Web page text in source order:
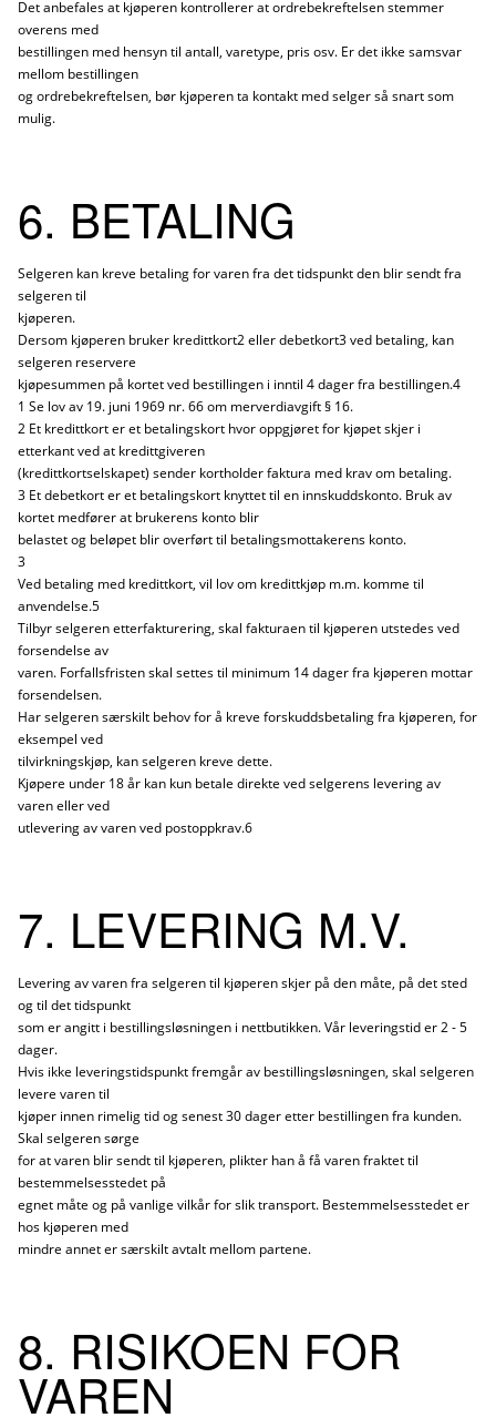
Det anbefales at kjøperen kontrollerer at ordrebekreftelsen stemmer
overens med
bestillingen med hensyn til antall, varetype, pris osv. Er det ikke samsvar
mellom bestillingen
og ordrebekreftelsen, bør kjøperen ta kontakt med selger så snart som
mulig.
6. BETALING
Selgeren kan kreve betaling for varen fra det tidspunkt den blir sendt fra
selgeren til
kjøperen.
Dersom kjøperen bruker kredittkort2 eller debetkort3 ved betaling, kan
selgeren reservere
kjøpesummen på kortet ved bestillingen i inntil 4 dager fra bestillingen.4
1 Se lov av 19. juni 1969 nr. 66 om merverdiavgift § 16.
2 Et kredittkort er et betalingskort hvor oppgjøret for kjøpet skjer i
etterkant ved at kredittgiveren
(kredittkortselskapet) sender kortholder faktura med krav om betaling.
3 Et debetkort er et betalingskort knyttet til en innskuddskonto. Bruk av
kortet medfører at brukerens konto blir
belastet og beløpet blir overført til betalingsmottakerens konto.
3
Ved betaling med kredittkort, vil lov om kredittkjøp m.m. komme til
anvendelse.5
Tilbyr selgeren etterfakturering, skal fakturaen til kjøperen utstedes ved
forsendelse av
varen. Forfallsfristen skal settes til minimum 14 dager fra kjøperen mottar
forsendelsen.
Har selgeren særskilt behov for å kreve forskuddsbetaling fra kjøperen, for
eksempel ved
tilvirkningskjøp, kan selgeren kreve dette.
Kjøpere under 18 år kan kun betale direkte ved selgerens levering av
varen eller ved
utlevering av varen ved postoppkrav.6
7. LEVERING M.V.
Levering av varen fra selgeren til kjøperen skjer på den måte, på det sted
og til det tidspunkt
som er angitt i bestillingsløsningen i nettbutikken. Vår leveringstid er 2 - 5
dager.
Hvis ikke leveringstidspunkt fremgår av bestillingsløsningen, skal selgeren
levere varen til
kjøper innen rimelig tid og senest 30 dager etter bestillingen fra kunden.
Skal selgeren sørge
for at varen blir sendt til kjøperen, plikter han å få varen fraktet til
bestemmelsesstedet på
egnet måte og på vanlige vilkår for slik transport. Bestemmelsesstedet er
hos kjøperen med
mindre annet er særskilt avtalt mellom partene.
8. RISIKOEN FOR
VAREN